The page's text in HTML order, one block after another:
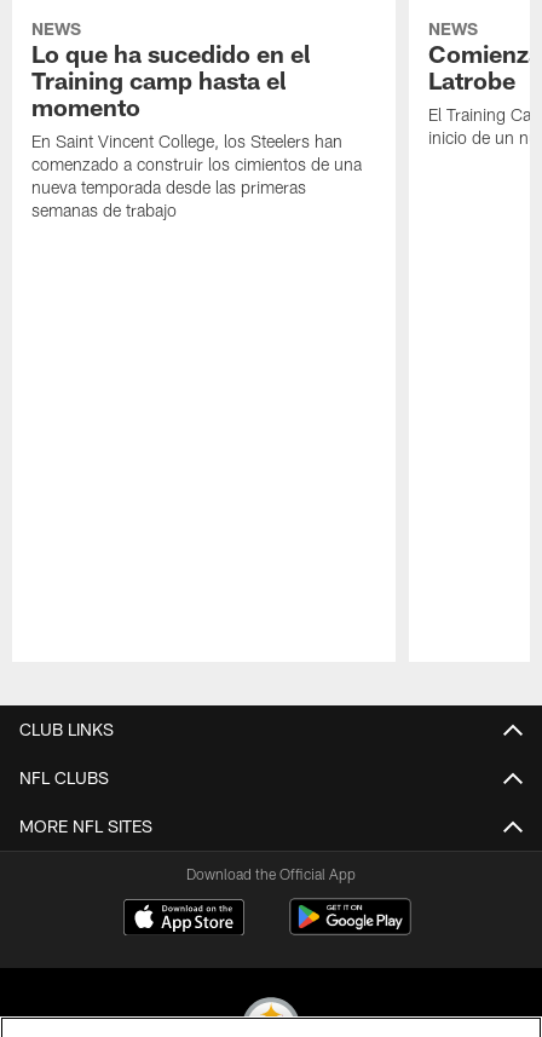
NEWS
Lo que ha sucedido en el
Training camp hasta el
momento
En Saint Vincent College, los Steelers han
comenzado a construir los cimientos de una
nueva temporada desde las primeras
semanas de trabajo
NEWS
Latrobe
El Training
inicio de un
CLUB LINKS
NFL CLUBS
MORE NFL SITES
Download the Official App